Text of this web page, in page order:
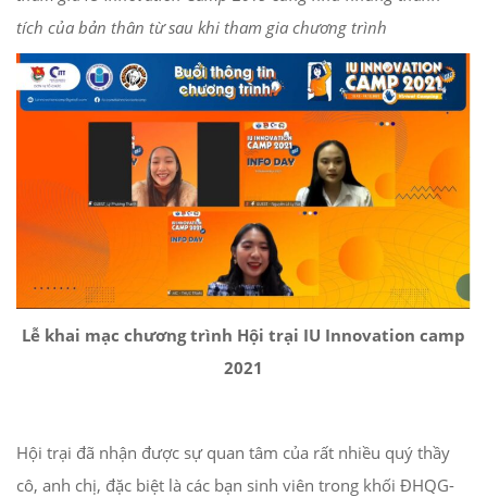
tích của bản thân từ sau khi tham gia chương trình
Lễ khai mạc chương trình Hội trại IU Innovation camp
2021
Hội trại đã nhận được sự quan tâm của rất nhiều quý thầy
cô, anh chị, đặc biệt là các bạn sinh viên trong khối ĐHQG-